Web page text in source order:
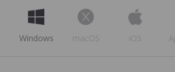
Windows macOS iOS